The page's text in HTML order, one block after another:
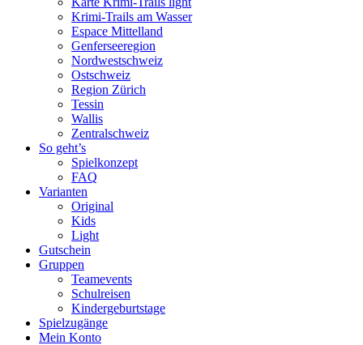
Krimi-Trails am Wasser
Espace Mittelland
Genferseeregion
Nordwestschweiz
Ostschweiz
Region Zürich
Tessin
Wallis
Zentralschweiz
So geht’s
Spielkonzept
FAQ
Varianten
Original
Kids
Light
Gutschein
Gruppen
Teamevents
Schulreisen
Kindergeburtstage
Spielzugänge
Mein Konto